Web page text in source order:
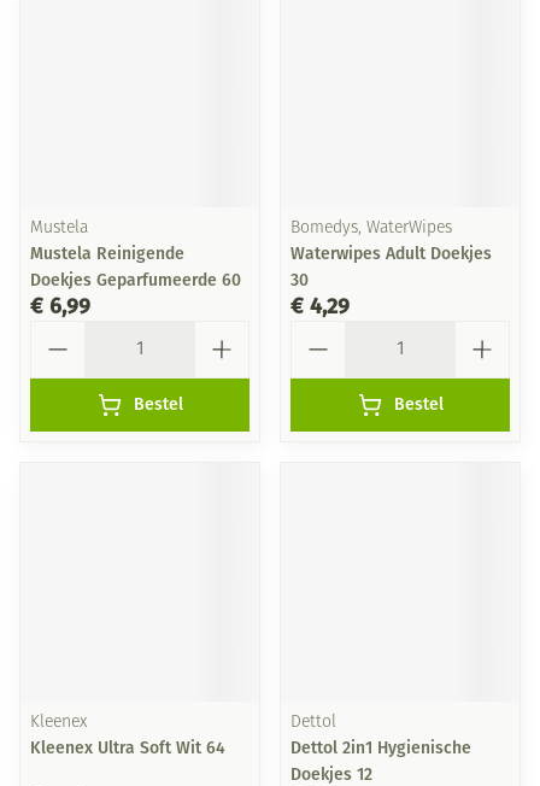
Mustela
Mustela Reinigende
Doekjes Geparfumeerde 60
€ 6,99
Bestel
Bomedys, WaterWipes
Waterwipes Adult Doekjes
30
€ 4,29
Bestel
Kleenex
Kleenex Ultra Soft Wit 64
Dettol
Dettol 2in1 Hygienische
Doekjes 12